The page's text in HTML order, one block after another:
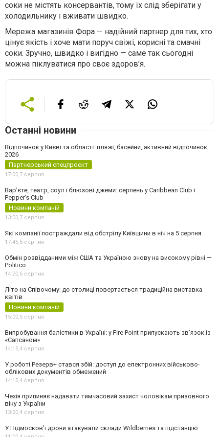
соки не містять консервантів, тому їх слід зберігати у
холодильнику і вживати швидко.
Мережа магазинів Фора — надійний партнер для тих, хто
цінує якість і хоче мати поруч свіжі, корисні та смачні
соки. Зручно, швидко і вигідно — саме так сьогодні
можна піклуватися про своє здоров’я.
Останні новини
Відпочинок у Києві та області: пляжі, басейни, активний відпочинок
2026
Партнерський спецпроєкт
17:00,7 серпня
Вар’єте, театр, соул і блюзові джеми: серпень у Caribbean Club і
Pepper's Club
Новини компаній
13:00,7 серпня
Які компанії постраждали від обстрілу Київщини в ніч на 5 серпня
17:45,6 серпня
Обмін розвідданими між США та Україною знову на високому рівні —
Politico
14:20,6 серпня
Літо на Співочому: до столиці повертається традиційна виставка
квітів
Новини компаній
15:00,5 серпня
Випробування балістики в Україні: у Fire Point припускають зв’язок із
«Сапсаном»
14:15,4 серпня
У роботі Резерв+ стався збій: доступ до електронних військово-
облікових документів обмежений
14:15,4 серпня
Чехія припиняє надавати тимчасовий захист чоловікам призовного
віку з України
13:20,4 серпня
У Підмосков’ї дрони атакували склади Wildberries та підстанцію